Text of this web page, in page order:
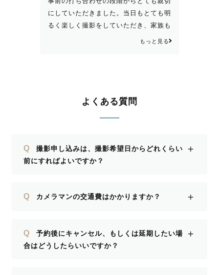
にしていただきました。当日もとても明
るく楽しく撮影をしていただき、家族も
皆リラックスできました！自然な表情を
す。ありがとうございました！
もっと見る
よくある質問
Q
撮影申し込みは、撮影希望日からどれくらい
前にすればよいですか？
＋
Q カメラマンの交通費はかかりますか？ ＋
Q
予約後にキャンセル、もしくは延期したい場
合はどうしたらいいですか？
＋